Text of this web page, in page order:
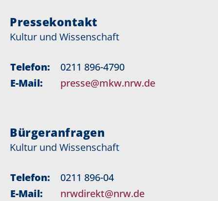
Pressekontakt
Kultur und Wissenschaft
Telefon:
0211 896-4790
E-Mail:
presse@mkw.nrw.de
Bürgeranfragen
Kultur und Wissenschaft
Telefon:
0211 896-04
E-Mail:
nrwdirekt@nrw.de